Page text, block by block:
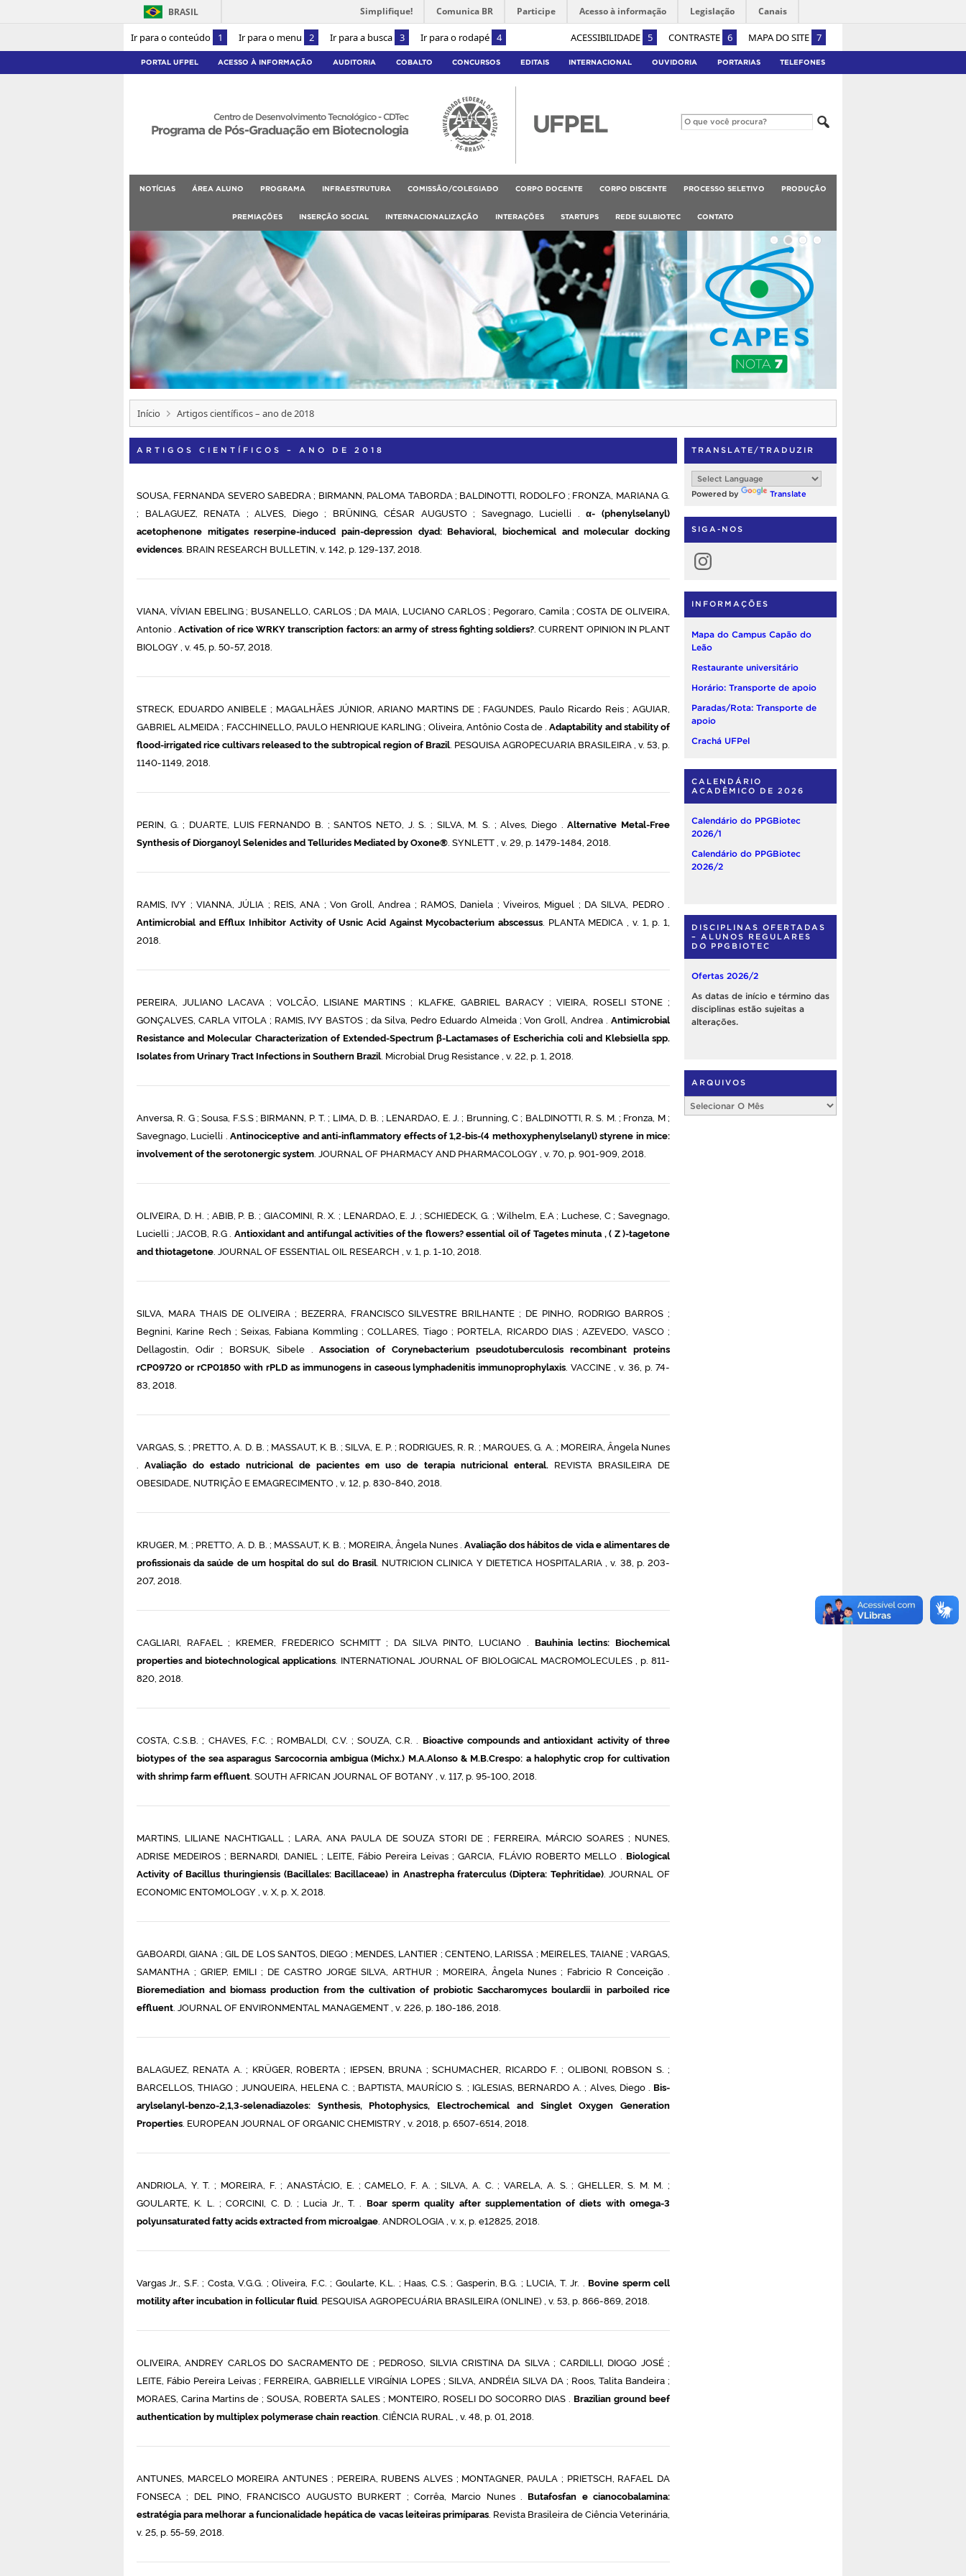
Ir para o conteúdo 1 Ir para o menu 2 Ir para a busca 3 Ir para o rodapé 4 ACESSIBILIDADE 5 CONTRASTE 6 MAPA DO SITE 7
BRASIL Simplifique! Comunica BR Participe Acesso à informação Legislação Canais
PORTAL UFPEL ACESSO À INFORMAÇÃO AUDITORIA COBALTO CONCURSOS EDITAIS INTERNACIONAL OUVIDORIA PORTARIAS TELEFONES
Centro de Desenvolvimento Tecnológico - CDTec
Programa de Pós-Graduação em Biotecnologia
NOTÍCIAS ÁREA ALUNO PROGRAMA INFRAESTRUTURA COMISSÃO/COLEGIADO CORPO DOCENTE CORPO DISCENTE PROCESSO SELETIVO PRODUÇÃO
PREMIAÇÕES INSERÇÃO SOCIAL INTERNACIONALIZAÇÃO INTERAÇÕES STARTUPS REDE SULBIOTEC CONTATO
Início Artigos científicos – ano de 2018
ARTIGOS CIENTÍFICOS – ANO DE 2018
SOUSA, FERNANDA SEVERO SABEDRA ; BIRMANN, PALOMA TABORDA ; BALDINOTTI, RODOLFO ; FRONZA, MARIANA G.
; BALAGUEZ, RENATA ; ALVES, Diego ; BRÜNING, CÉSAR AUGUSTO ; Savegnago, Lucielli .α- (phenylselanyl)
acetophenone mitigates reserpine-induced pain-depression dyad: Behavioral, biochemical and molecular docking
evidences . BRAIN RESEARCH BULLETIN, v. 142, p. 129-137, 2018.
VIANA, VÍVIAN EBELING ; BUSANELLO, CARLOS ; DA MAIA, LUCIANO CARLOS ; Pegoraro, Camila ; COSTA DE OLIVEIRA,
Antonio .Activation of rice WRKY transcription factors: an army of stress fighting soldiers? . CURRENT OPINION IN PLANT
BIOLOGY , v. 45, p. 50-57, 2018.
STRECK, EDUARDO ANIBELE ; MAGALHÃES JÚNIOR, ARIANO MARTINS DE ; FAGUNDES, Paulo Ricardo Reis ; AGUIAR,
GABRIEL ALMEIDA ; FACCHINELLO, PAULO HENRIQUE KARLING ; Oliveira, Antônio Costa de .Adaptability and stability of
flood-irrigated rice cultivars released to the subtropical region of Brazil . PESQUISA AGROPECUARIA BRASILEIRA , v. 53, p.
1140-1149, 2018.
PERIN, G. ; DUARTE, LUIS FERNANDO B. ; SANTOS NETO, J. S. ; SILVA, M. S. ; Alves, Diego .Alternative Metal-Free
Synthesis of Diorganoyl Selenides and Tellurides Mediated by Oxone® . SYNLETT , v. 29, p. 1479-1484, 2018.
RAMIS, IVY ; VIANNA, JÚLIA ; REIS, ANA ; Von Groll, Andrea ; RAMOS, Daniela ; Viveiros, Miguel ; DA SILVA, PEDRO .
Antimicrobial and Efflux Inhibitor Activity of Usnic Acid Against Mycobacterium abscessus . PLANTA MEDICA , v. 1, p. 1,
2018.
PEREIRA, JULIANO LACAVA ; VOLCÃO, LISIANE MARTINS ; KLAFKE, GABRIEL BARACY ; VIEIRA, ROSELI STONE ;
GONÇALVES, CARLA VITOLA ; RAMIS, IVY BASTOS ; da Silva, Pedro Eduardo Almeida ; Von Groll, Andrea . Antimicrobial
Resistance and Molecular Characterization of Extended-Spectrum β-Lactamases of Escherichia coli and Klebsiella spp.
Isolates from Urinary Tract Infections in Southern Brazil . Microbial Drug Resistance , v. 22, p. 1, 2018.
Anversa, R. G ; Sousa, F.S.S ; BIRMANN, P. T. ; LIMA, D. B. ; LENARDAO, E. J. ; Brunning, C ; BALDINOTTI, R. S. M. ; Fronza, M ;
Savegnago, Lucielli .Antinociceptive and anti-inflammatory effects of 1,2-bis-(4 methoxyphenylselanyl) styrene in mice:
involvement of the serotonergic system . JOURNAL OF PHARMACY AND PHARMACOLOGY , v. 70, p. 901-909, 2018.
OLIVEIRA, D. H. ; ABIB, P. B. ; GIACOMINI, R. X. ; LENARDAO, E. J. ; SCHIEDECK, G. ; Wilhelm, E.A ; Luchese, C ; Savegnago,
Lucielli ; JACOB, R.G . Antioxidant and antifungal activities of the flowers? essential oil of Tagetes minuta , ( Z )-tagetone
and thiotagetone . JOURNAL OF ESSENTIAL OIL RESEARCH , v. 1, p. 1-10, 2018.
SILVA, MARA THAIS DE OLIVEIRA ; BEZERRA, FRANCISCO SILVESTRE BRILHANTE ; DE PINHO, RODRIGO BARROS ;
Begnini, Karine Rech ; Seixas, Fabiana Kommling ; COLLARES, Tiago ; PORTELA, RICARDO DIAS ; AZEVEDO, VASCO ;
Dellagostin, Odir ; BORSUK, Sibele .Association of Corynebacterium pseudotuberculosis recombinant proteins
rCP09720 or rCP01850 with rPLD as immunogens in caseous lymphadenitis immunoprophylaxis . VACCINE , v. 36, p. 74-
83, 2018.
VARGAS, S. ; PRETTO, A. D. B. ; MASSAUT, K. B. ; SILVA, E. P. ; RODRIGUES, R. R. ; MARQUES, G. A. ; MOREIRA, Ângela Nunes
Avaliação do estado nutricional de pacientes em uso de terapia nutricional enteral. REVISTA BRASILEIRA DE
OBESIDADE, NUTRIÇÃO E EMAGRECIMENTO , v. 12, p. 830-840, 2018.
KRUGER, M. ; PRETTO, A. D. B. ; MASSAUT, K. B. ; MOREIRA, Ângela Nunes .Avaliação dos hábitos de vida e alimentares de
profissionais da saúde de um hospital do sul do Brasil. NUTRICION CLINICA Y DIETETICA HOSPITALARIA , v. 38, p. 203-
207, 2018.
CAGLIARI, RAFAEL ; KREMER, FREDERICO SCHMITT ; DA SILVA PINTO, LUCIANO . Bauhinia lectins: Biochemical
properties and biotechnological applications . INTERNATIONAL JOURNAL OF BIOLOGICAL MACROMOLECULES , p. 811-
820, 2018.
COSTA, C.S.B. ; CHAVES, F.C. ; ROMBALDI, C.V. ; SOUZA, C.R. . Bioactive compounds and antioxidant activity of three
biotypes of the sea asparagus Sarcocornia ambigua (Michx.) M.A.Alonso & M.B.Crespo: a halophytic crop for cultivation
with shrimp farm effluent . SOUTH AFRICAN JOURNAL OF BOTANY , v. 117, p. 95-100, 2018.
MARTINS, LILIANE NACHTIGALL ; LARA, ANA PAULA DE SOUZA STORI DE ; FERREIRA, MÁRCIO SOARES ; NUNES,
ADRISE MEDEIROS ; BERNARDI, DANIEL ; LEITE, Fábio Pereira Leivas ; GARCIA, FLÁVIO ROBERTO MELLO . Biological
Activity of Bacillus thuringiensis (Bacillales: Bacillaceae) in Anastrepha fraterculus (Diptera: Tephritidae). JOURNAL OF
ECONOMIC ENTOMOLOGY , v. X, p. X, 2018.
GABOARDI, GIANA ; GIL DE LOS SANTOS, DIEGO ; MENDES, LANTIER ; CENTENO, LARISSA ; MEIRELES, TAIANE ; VARGAS,
SAMANTHA ; GRIEP, EMILI ; DE CASTRO JORGE SILVA, ARTHUR ; MOREIRA, Ângela Nunes ; Fabricio R Conceição .
Bioremediation and biomass production from the cultivation of probiotic Saccharomyces boulardii in parboiled rice
effluent . JOURNAL OF ENVIRONMENTAL MANAGEMENT , v. 226, p. 180-186, 2018.
BALAGUEZ, RENATA A. ; KRÜGER, ROBERTA ; IEPSEN, BRUNA ; SCHUMACHER, RICARDO F. ; OLIBONI, ROBSON S. ;
BARCELLOS, THIAGO ; JUNQUEIRA, HELENA C. ; BAPTISTA, MAURÍCIO S. ; IGLESIAS, BERNARDO A. ; Alves, Diego . Bis-
arylselanyl-benzo-2,1,3-selenadiazoles: Synthesis, Photophysics, Electrochemical and Singlet Oxygen Generation
Properties . EUROPEAN JOURNAL OF ORGANIC CHEMISTRY , v. 2018, p. 6507-6514, 2018.
ANDRIOLA, Y. T. ; MOREIRA, F. ; ANASTÁCIO, E. ; CAMELO, F. A. ; SILVA, A. C. ; VARELA, A. S. ; GHELLER, S. M. M. ;
GOULARTE, K. L. ; CORCINI, C. D. ; Lucia Jr., T. . Boar sperm quality after supplementation of diets with omega-3
polyunsaturated fatty acids extracted from microalgae . ANDROLOGIA , v. x, p. e12825, 2018.
Vargas Jr., S.F. ; Costa, V.G.G. ; Oliveira, F.C. ; Goularte, K.L. ; Haas, C.S. ; Gasperin, B.G. ; LUCIA, T. Jr. . Bovine sperm cell
motility after incubation in follicular fluid . PESQUISA AGROPECUÁRIA BRASILEIRA (ONLINE) , v. 53, p. 866-869, 2018.
OLIVEIRA, ANDREY CARLOS DO SACRAMENTO DE ; PEDROSO, SILVIA CRISTINA DA SILVA ; CARDILLI, DIOGO JOSÉ ;
LEITE, Fábio Pereira Leivas ; FERREIRA, GABRIELLE VIRGÍNIA LOPES ; SILVA, ANDRÉIA SILVA DA ; Roos, Talita Bandeira ;
MORAES, Carina Martins de ; SOUSA, ROBERTA SALES ; MONTEIRO, ROSELI DO SOCORRO DIAS . Brazilian ground beef
authentication by multiplex polymerase chain reaction . CIÊNCIA RURAL , v. 48, p. 01, 2018.
ANTUNES, MARCELO MOREIRA ANTUNES ; PEREIRA, RUBENS ALVES ; MONTAGNER, PAULA ; PRIETSCH, RAFAEL DA
FONSECA ; DEL PINO, FRANCISCO AUGUSTO BURKERT ; Corrêa, Marcio Nunes . Butafosfan e cianocobalamina:
estratégia para melhorar a funcionalidade hepática de vacas leiteiras primíparas. Revista Brasileira de Ciência Veterinária,
v. 25, p. 55-59, 2018.
TRANSLATE/TRADUZIR
Powered by Translate
SIGA-NOS
Instagram
INFORMAÇÕES
Mapa do Campus Capão do
Leão
Restaurante universitário
Horário: Transporte de apoio
Paradas/Rota: Transporte de
apoio
Crachá UFPel
CALENDÁRIO
ACADÊMICO DE 2026
Calendário do PPGBiotec
2026/1
Calendário do PPGBiotec
2026/2
DISCIPLINAS OFERTADAS
– ALUNOS REGULARES
DO PPGBIOTEC
Ofertas 2026/2
As datas de início e término das
disciplinas estão sujeitas a
alterações.
ARQUIVOS